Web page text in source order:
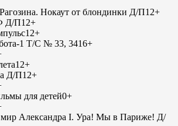
Нокаут от блондинки Д/П12+
Д/П12+
12+
1 Т/С № 33, 3416+
12+
Д/П12+
для детей0+
Александра I. Ура! Мы в Париже! Д/